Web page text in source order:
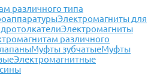
различного типа
Электромагниты для
Электромагниты
различного
Муфты зубчатыеМуфты
Электромагнитные